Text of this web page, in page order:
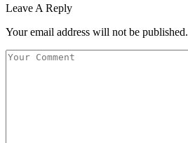
Leave A Reply
Your email address will not be published.